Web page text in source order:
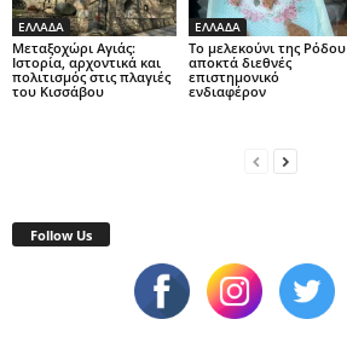
ΕΛΛΑΔΑ
Μεταξοχώρι Αγιάς:
Ιστορία, αρχοντικά και
πολιτισμός στις πλαγιές
του Κισσάβου
ΕΛΛΑΔΑ
Το μελεκούνι της Ρόδου
αποκτά διεθνές
επιστημονικό
ενδιαφέρον
Follow Us